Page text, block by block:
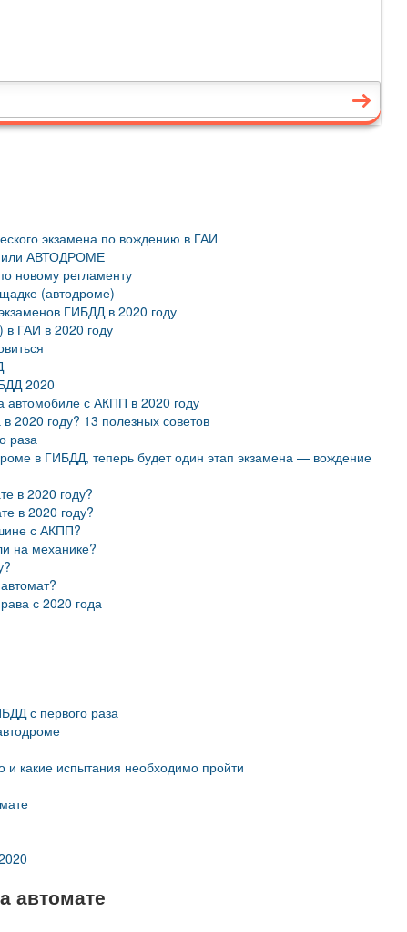
экзамена по вождению в ГАИ
или АВТОДРОМЕ
новому регламенту
(автодроме)
ГИБДД в 2020 году
ГАИ в 2020 году
2020
с АКПП в 2020 году
2020 году? 13 полезных советов
раза
в ГИБДД, теперь будет один этап экзамена — вождение
в 2020 году?
в 2020 году?
с АКПП?
на механике?
с 2020 года
с первого раза
какие испытания необходимо пройти
автомате